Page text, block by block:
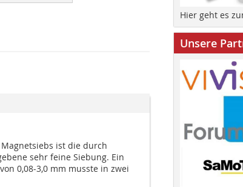
Magnetsiebs ist die durch
sehr feine Siebung. Ein
0,08-3,0 mm musste­ in zwei
Hier geht es
Unsere